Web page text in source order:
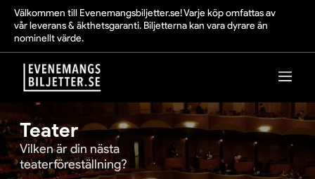
Välkommen till Evenemangsbiljetter.se! Varje köp omfattas av
vår leverans & äkthetsgaranti. Biljetterna kan vara dyrare än
nominellt värde.
Teater
Vilken är din nästa
teaterföreställning?